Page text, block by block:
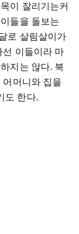
이 잘리기는커
들을 돌보는
로 살림살이가
선 이들이라 마
지는 않다. 북
어머니와 집을
도 한다.